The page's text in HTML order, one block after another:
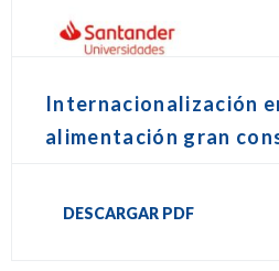
Internacionalización
alimentación gran
DESCARGAR PDF